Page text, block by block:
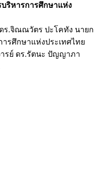
ริหารการศึกษาแห่ง
ร.จิณณวัตร ปะโคทัง นายก
รศึกษาแห่งประเทศไทย
รย์ ดร.รัตนะ ปัญญาภา